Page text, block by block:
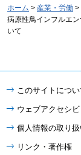
ホーム > 産業・労働 >
病原性鳥インフルエ
いて
このサイトについ
ウェブアクセシ
個人情報の取り
リンク・著作権